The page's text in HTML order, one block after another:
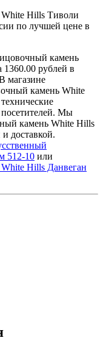
Hills Тиволи
по лучшей цене в
камень
рублей в
магазине
камень White
Мы
камень White Hills
доставкой.
512-10 или
Hills Данвеган